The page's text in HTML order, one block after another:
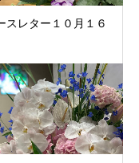
スレター１０月１６